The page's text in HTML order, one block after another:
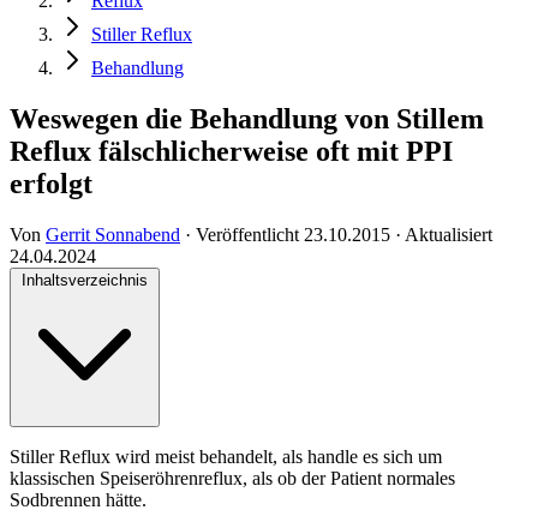
Stiller Reflux
Behandlung
Weswegen die Behandlung von Stillem
Reflux fälschlicherweise oft mit PPI
erfolgt
Von Gerrit Sonnabend · Veröffentlicht 23.10.2015 · Aktualisiert
24.04.2024
Inhaltsverzeichnis
Stiller Reflux wird meist behandelt, als handle es sich um
klassischen Speiseröhrenreflux, als ob der Patient normales
Sodbrennen hätte.